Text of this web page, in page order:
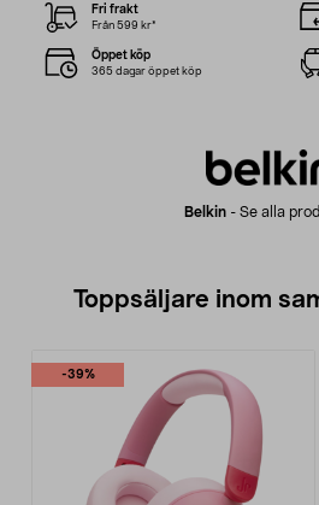
Belkin - Se alla
Fri frakt
Från 599 kr*
Öppet köp
365 dagar öppet köp
Toppsäljare inom
-39%